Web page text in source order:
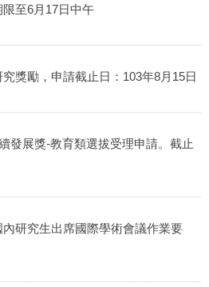
限至6月17日中午
究獎勵，申請截止日：103年8月15日
發展獎-教育類選拔受理申請。截止
內研究生出席國際學術會議作業要